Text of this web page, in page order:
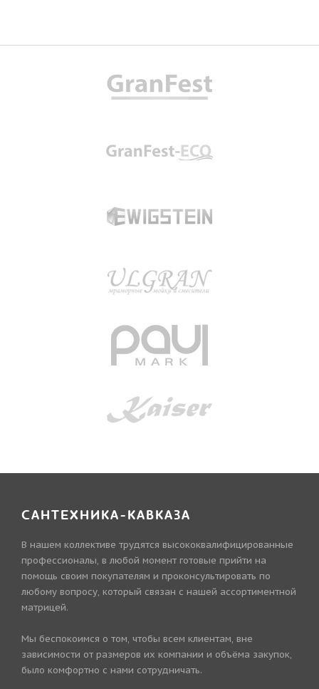
САНТЕХНИКА-КАВКАЗА
В нашем коллективе трудятся высококвалифицированные
профессионалы, в любой момент готовые прийти на
помощь своим покупателям и проконсультировать по
любому вопросу, который связан с нашей ассортиментной
матрицей.
Мы беспокоимся о том, чтобы всем клиентам, вне
зависимости от размеров их компании и объёма закупок,
было комфортно с нами сотрудничать.